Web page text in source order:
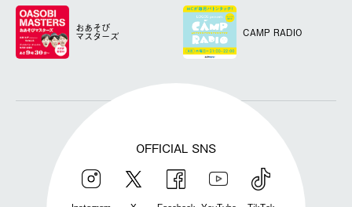
おあそび
マスターズ CAMP RADIO
OFFICIAL SNS